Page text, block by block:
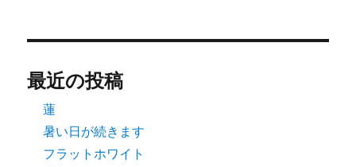
最近の投稿
蓮
暑い日が続きます
フラットホワイト